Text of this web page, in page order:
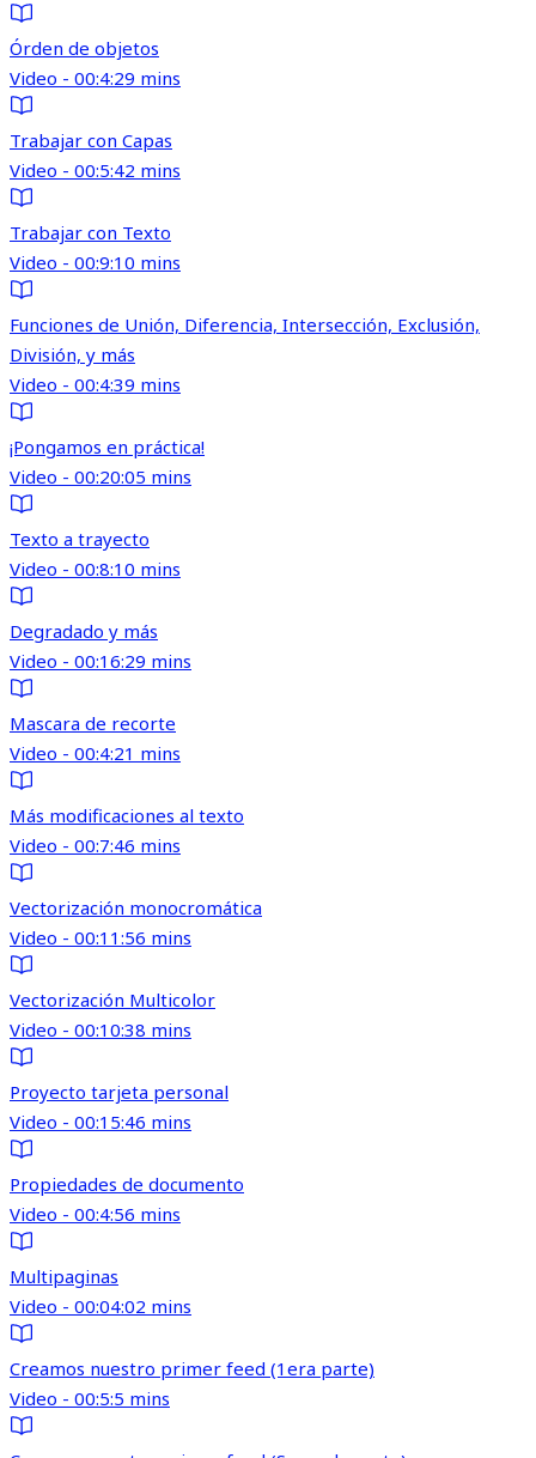
Órden de objetos
Video - 00:4:29 mins
Trabajar con Capas
Video - 00:5:42 mins
Trabajar con Texto
Video - 00:9:10 mins
Funciones de Unión, Diferencia, Intersección, Exclusión,
División, y más
Video - 00:4:39 mins
¡Pongamos en práctica!
Video - 00:20:05 mins
Texto a trayecto
Video - 00:8:10 mins
Degradado y más
Video - 00:16:29 mins
Mascara de recorte
Video - 00:4:21 mins
Más modificaciones al texto
Video - 00:7:46 mins
Vectorización monocromática
Video - 00:11:56 mins
Vectorización Multicolor
Video - 00:10:38 mins
Proyecto tarjeta personal
Video - 00:15:46 mins
Propiedades de documento
Video - 00:4:56 mins
Multipaginas
Video - 00:04:02 mins
Creamos nuestro primer feed (1era parte)
Video - 00:5:5 mins